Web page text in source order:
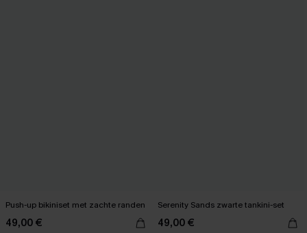
Push-up bikiniset met zachte randen
49,00 €
Serenity Sands zwarte tankini-set
49,00 €
【AG18】2 met 10% korting